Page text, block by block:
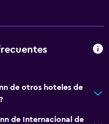
de otros hoteles de
de Internacional de